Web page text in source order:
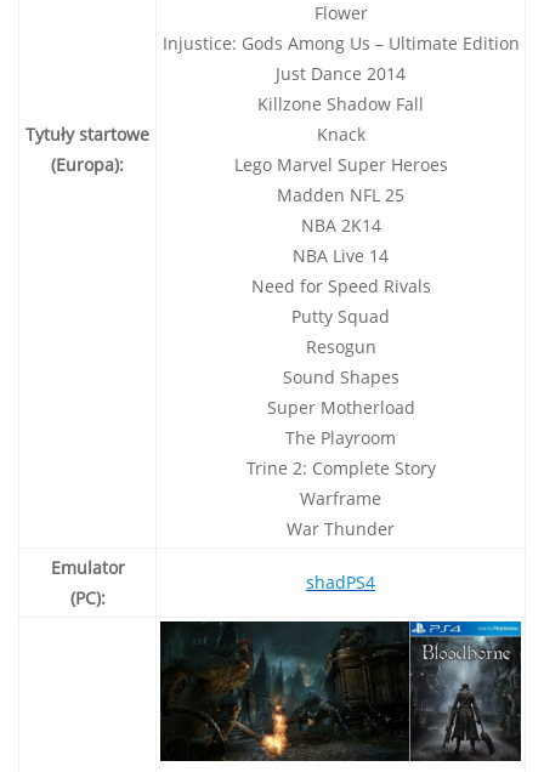
Tytuły startowe
(Europa):
Flower
Injustice: Gods Among Us – Ultimate Edition
Just Dance 2014
Killzone Shadow Fall
Knack
Lego Marvel Super Heroes
Madden NFL 25
NBA 2K14
NBA Live 14
Need for Speed Rivals
Putty Squad
Resogun
Sound Shapes
Super Motherload
The Playroom
Trine 2: Complete Story
Warframe
War Thunder
Emulator
(PC):
shadPS4